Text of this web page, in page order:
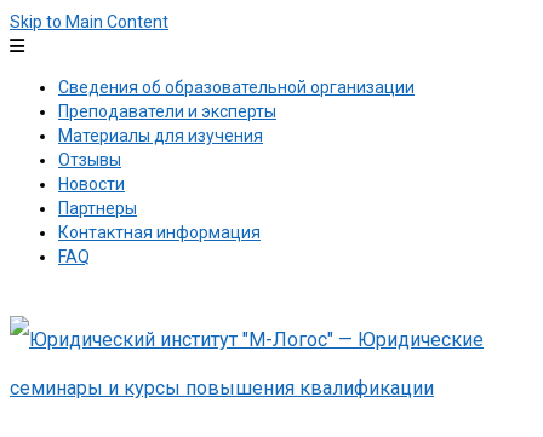
Skip to Main Content
Сведения об образовательной организации
Преподаватели и эксперты
Материалы для изучения
Отзывы
Новости
Партнеры
Контактная информация
FAQ